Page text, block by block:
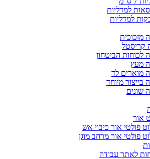
למדליות
למדליות
מזכוכית
קריסטל
לכוחות הביטחון
מעץ
מוארים לד
בייצור מיוחד
שונים
אור
פולטי אור כיבוי אש
פולטי אור מרחב מוגן
לאתר עבודה